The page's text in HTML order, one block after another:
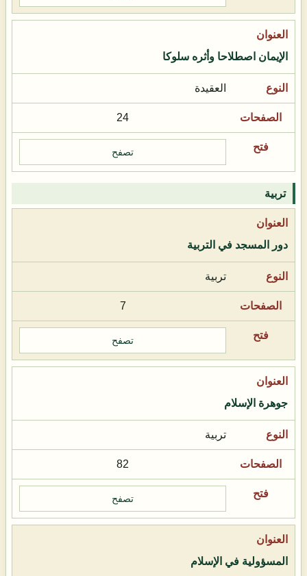
الإيمان اصطلاحا وأثره سلوكا
العقيدة
24
تصفح
تربية
دور المسجد في التربية
تربية
7
تصفح
جوهرة الإسلام
تربية
82
تصفح
المسؤولية في الإسلام